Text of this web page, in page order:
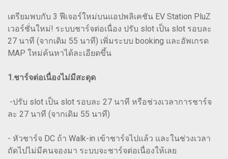
เตรียมพบกับ 3 ฟีเจอร์ใหม่บนแอปพลิเคชัน EV Station PluZ
เวอร์ชั่นใหม่! ระบบชาร์จต่อเนื่อง ปรับ slot เป็น slot รอบละ
27 นาที (จากเดิม 55 นาที) เพิ่มระบบ booking และอัพเกรด
MAP ใหม่ค้นหาได้ละเอียดขึ้น
1.ชาร์จต่อเนื่องไม่มีสะดุด
-ปรับ slot เป็น slot รอบละ 27 นาที หรือช่วงเวลาการชาร์จ
ละ 27 นาที (จากเดิม 55 นาที)
- หัวชาร์จ DC ถ้า Walk-in เข้าชาร์จไปแล้ว และในช่วงเวลา
ถัดไปไม่มีคนจองมา ระบบจะชาร์จต่อเนื่องให้เลย